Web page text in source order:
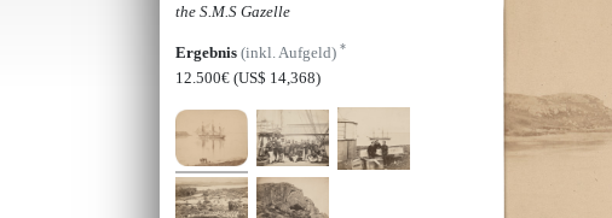
the S.M.S Gazelle
Ergebnis(inkl. Aufgeld)*
12.500€(US$ 14,368)